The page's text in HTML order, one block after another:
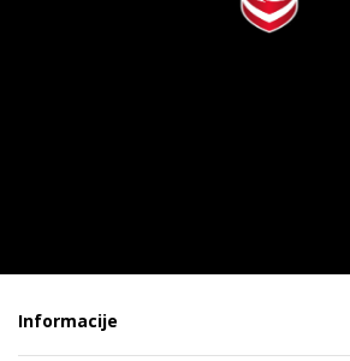
Informacije